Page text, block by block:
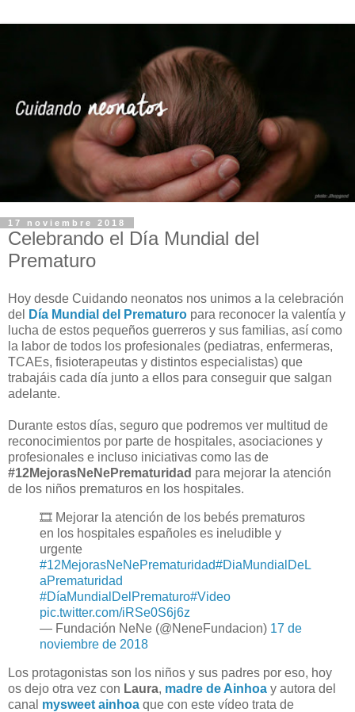
17 noviembre 2018
Celebrando el Día Mundial del
Prematuro
Hoy desde Cuidando neonatos nos unimos a la celebración
del
Día Mundial del Prematuro para reconocer la valentía y
lucha de estos pequeños guerreros y sus familias, así como
la labor de todos los profesionales (pediatras, enfermeras,
TCAEs, fisioterapeutas y distintos especialistas) que
trabajáis cada día junto a ellos para conseguir que salgan
adelante.
Durante estos días, seguro que podremos ver multitud de
reconocimientos por parte de hospitales, asociaciones y
profesionales e incluso iniciativas como las de
#12MejorasNeNePrematuridad para mejorar la atención
de los niños prematuros en los hospitales.
🎞️ Mejorar la atención de los bebés prematuros
en los hospitales españoles es ineludible y
urgente
#12MejorasNeNePrematuridad#DiaMundialDeL
aPrematuridad
#DíaMundialDelPrematuro#Video
pic.twitter.com/iRSe0S6j6z
— Fundación NeNe (@NeneFundacion) 17 de
noviembre de 2018
Los protagonistas son los niños y sus padres por eso, hoy
os dejo otra vez con Laura, madre de Ainhoa y autora del
canal mysweet ainhoa que con este vídeo trata de